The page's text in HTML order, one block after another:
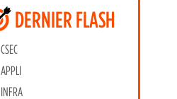
DERNIER FLASH
CSEC
APPLI
INFRA